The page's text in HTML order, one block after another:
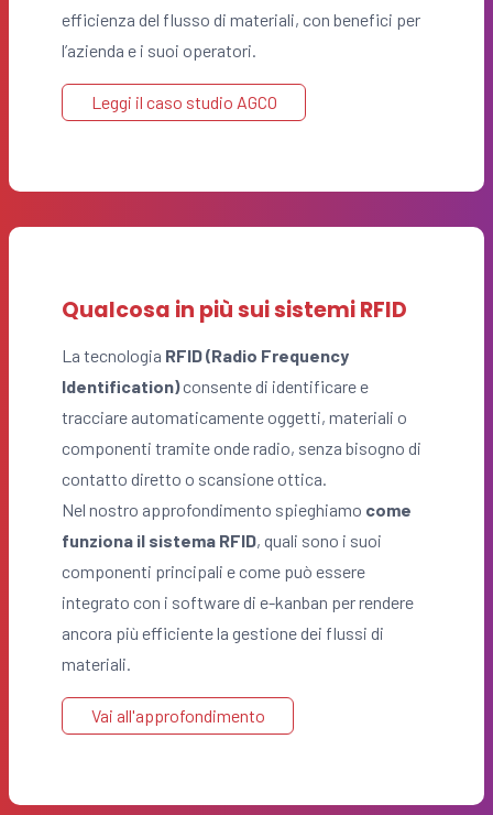
efficienza del flusso di materiali, con benefici per
l’azienda e i suoi operatori.
Leggi il caso studio AGCO
Qualcosa in più sui sistemi RFID
La tecnologia RFID (Radio Frequency
Identification)consente di identificare e
tracciare automaticamente oggetti, materiali o
componenti tramite onde radio, senza bisogno di
contatto diretto o scansione ottica.
Nel nostro approfondimento spieghiamo come
funziona il sistema RFID, quali sono i suoi
componenti principali e come può essere
integrato con i software di e-kanban per rendere
ancora più efficiente la gestione dei flussi di
materiali.
Vai all'approfondimento